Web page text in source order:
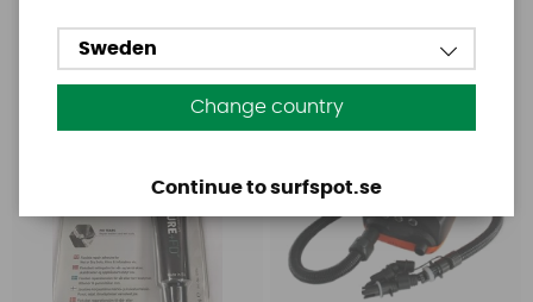
Sweden
Change country
Continue to surfspot.se